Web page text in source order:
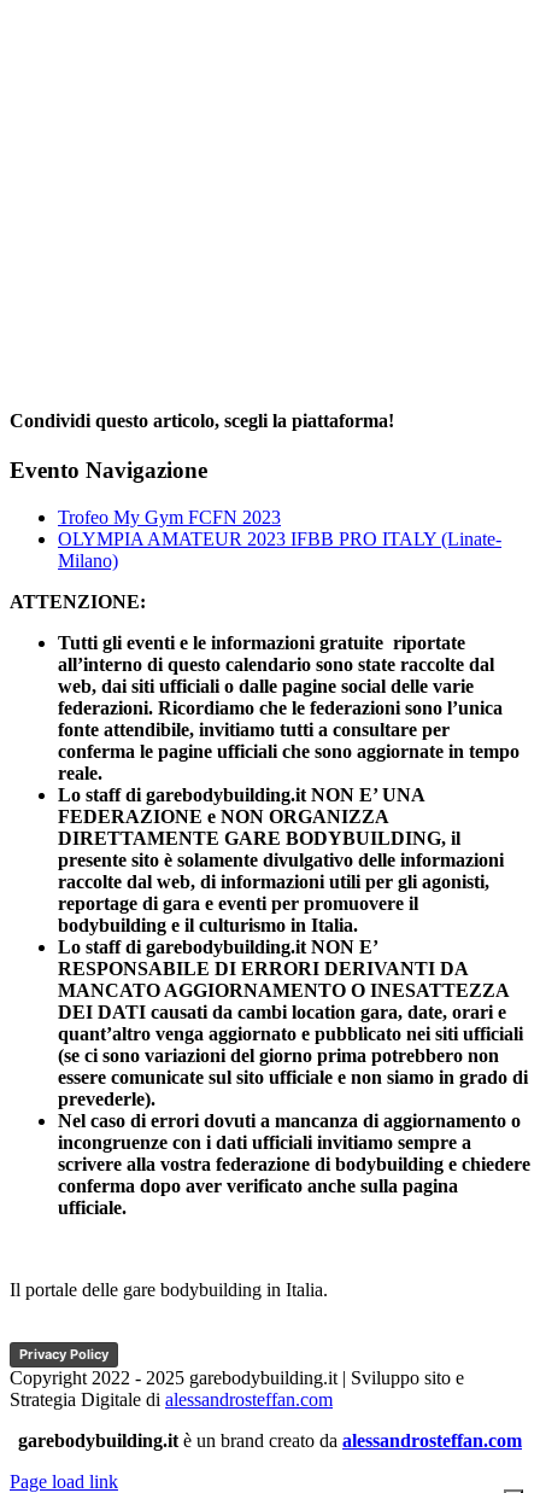
Condividi questo articolo, scegli la piattaforma!
Facebook
X
Reddit
LinkedIn
WhatsApp
Telegram
Tumblr
Pinterest
Email
Evento Navigazione
Trofeo My Gym FCFN 2023
OLYMPIA AMATEUR 2023 IFBB PRO ITALY (Linate-
Milano)
ATTENZIONE:
Tutti gli eventi e le informazioni gratuite riportate
all’interno di questo calendario sono state raccolte dal
web, dai siti ufficiali o dalle pagine social delle varie
federazioni. Ricordiamo che le federazioni sono l’unica
fonte attendibile, invitiamo tutti a consultare per
conferma le pagine ufficiali che sono aggiornate in tempo
reale.
Lo staff di garebodybuilding.it NON E’ UNA
FEDERAZIONE e NON ORGANIZZA
DIRETTAMENTE GARE BODYBUILDING, il
presente sito è solamente divulgativo delle informazioni
raccolte dal web, di informazioni utili per gli agonisti,
reportage di gara e eventi per promuovere il
bodybuilding e il culturismo in Italia.
Lo staff di garebodybuilding.it NON E’
RESPONSABILE DI ERRORI DERIVANTI DA
MANCATO AGGIORNAMENTO O INESATTEZZA
DEI DATI causati da cambi location gara, date, orari e
quant’altro venga aggiornato e pubblicato nei siti ufficiali
(se ci sono variazioni del giorno prima potrebbero non
essere comunicate sul sito ufficiale e non siamo in grado di
prevederle).
Nel caso di errori dovuti a mancanza di aggiornamento o
incongruenze con i dati ufficiali invitiamo sempre a
scrivere alla vostra federazione di bodybuilding e chiedere
conferma dopo aver verificato anche sulla pagina
ufficiale.
Il portale delle gare bodybuilding in Italia.
Privacy Policy
Copyright 2022 - 2025 garebodybuilding.it | Sviluppo sito e
Strategia Digitale di alessandrosteffan.com
garebodybuilding.it è un brand creato da alessandrosteffan.com
Page load link